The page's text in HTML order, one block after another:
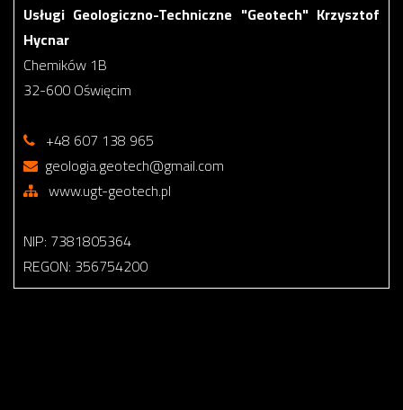
Usługi Geologiczno-Techniczne "Geotech" Krzysztof
Hycnar
Chemików 1B
32-600 Oświęcim
+48 607 138 965
geologia.geotech@gmail.com
www.ugt-geotech.pl
NIP: 7381805364
REGON: 356754200